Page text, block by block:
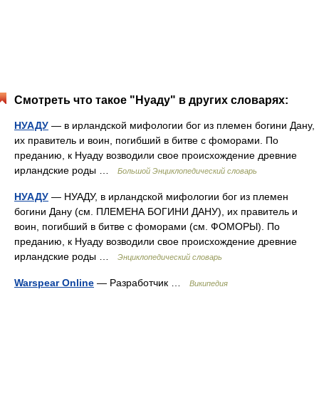
Смотреть что такое "Нуаду" в других словарях:
НУАДУ — в ирландской мифологии бог из племен богини Дану,
их правитель и воин, погибший в битве с фоморами. По
преданию, к Нуаду возводили свое происхождение древние
ирландские роды …
Большой Энциклопедический словарь
НУАДУ — НУАДУ, в ирландской мифологии бог из племен
богини Дану (см. ПЛЕМЕНА БОГИНИ ДАНУ), их правитель и
воин, погибший в битве с фоморами (см. ФОМОРЫ). По
преданию, к Нуаду возводили свое происхождение древние
ирландские роды …
Энциклопедический словарь
Warspear Online — Разработчик … Википедия